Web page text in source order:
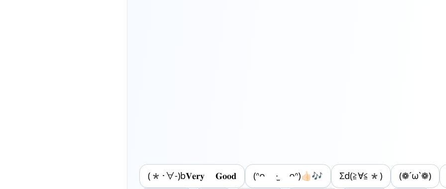
(*･∀-)b𝐕𝐞𝐫𝐲 𝐆𝐨𝐨𝐝 (ᐢᴖ ·̫ ᴖᐢ)👍🏻🎶 Σd(≧∀≦*) (❁´ω`❁)